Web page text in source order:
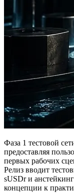
Фаза 1 тестовой
предоставляя
первых рабочих
Релиз вводит
sUSDr и
концепции к